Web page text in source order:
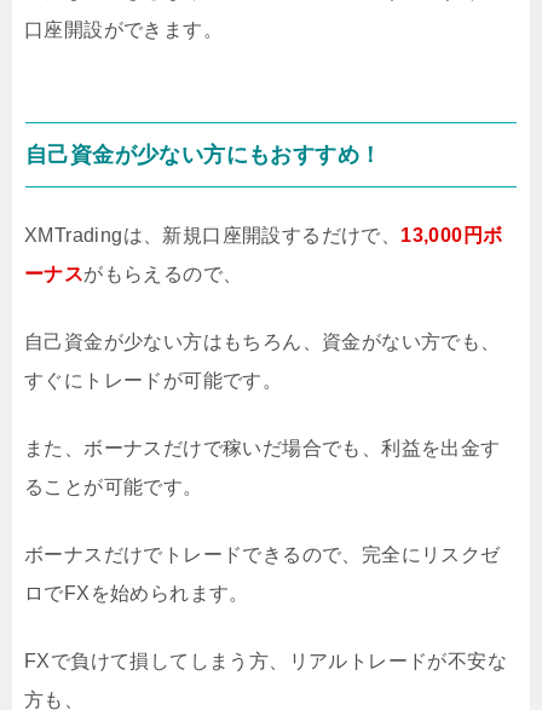
口座開設ができます。
自己資金が少ない方にもおすすめ！
XMTradingは、新規口座開設するだけで、 13,000円ボ
ーナスがもらえるので、
自己資金が少ない方はもちろん、資金がない方でも、
すぐにトレードが可能です。
また、ボーナスだけで稼いだ場合でも、利益を出金す
ることが可能です。
ボーナスだけでトレードできるので、完全にリスクゼ
ロでFXを始められます。
FXで負けて損してしまう方、リアルトレードが不安な
方も、